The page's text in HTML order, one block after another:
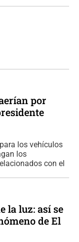
por
los vehículos
los
con el
la luz: así se
de El